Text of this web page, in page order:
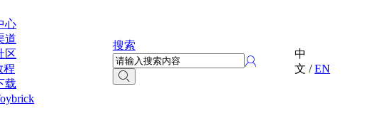
心
道
区
程
载
搜索
中
文 /EN